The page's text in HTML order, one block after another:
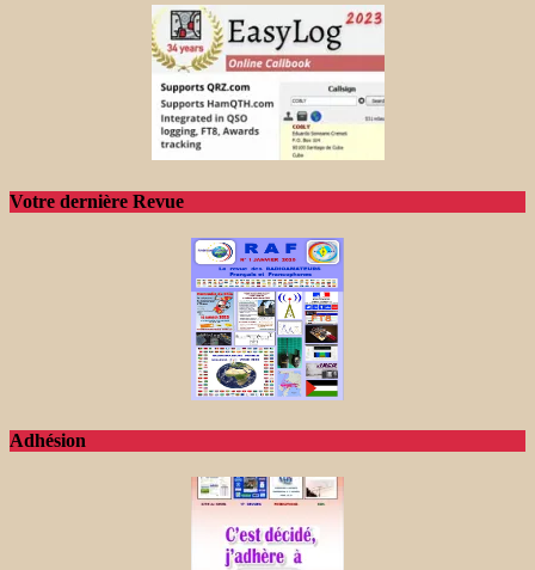
Votre dernière Revue
Adhésion